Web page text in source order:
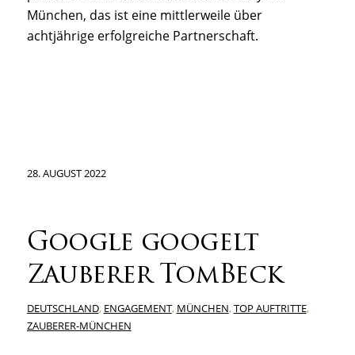
München, das ist eine mittlerweile über
achtjährige erfolgreiche Partnerschaft.
28. AUGUST 2022
Google googelt
Zauberer TomBeck
DEUTSCHLAND, ENGAGEMENT, MÜNCHEN,TOP AUFTRITTE,
ZAUBERER-MÜNCHEN